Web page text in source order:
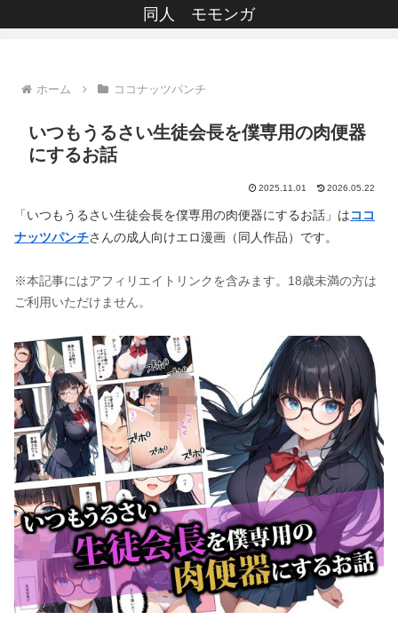
同人 モモンガ
ホーム ココナッツパンチ
いつもうるさい生徒会長を僕専用の肉便器
にするお話
2025.11.01 2026.05.22
「いつもうるさい生徒会長を僕専用の肉便器にするお話」はココ
ナッツパンチさんの成人向けエロ漫画（同人作品）です。
※本記事にはアフィリエイトリンクを含みます。18歳未満の方は
ご利用いただけません。